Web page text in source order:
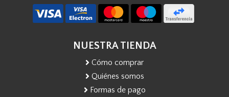
NUESTRA TIENDA
Cómo comprar
Quiénes somos
Formas de pago